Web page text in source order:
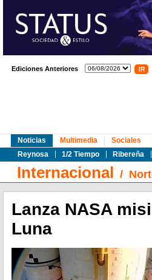
Ediciones Anteriores
Noticias
Reynosa
1/2 Tiempo Ribereña
Multimedia Sociales
Internacional /
Lanza NASA
Luna